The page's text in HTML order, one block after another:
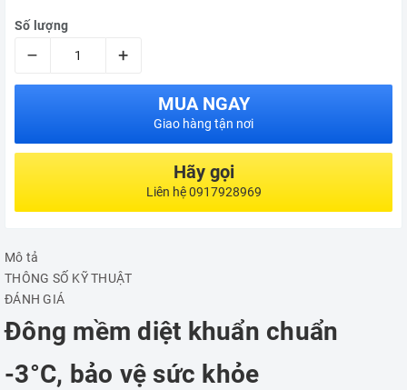
Số lượng
– +
MUA NGAY
Giao hàng tận nơi
Hãy gọi
Liên hệ 0917928969
Mô tả
THÔNG SỐ KỸ THUẬT
ĐÁNH GIÁ
Đông mềm diệt khuẩn chuẩn
-3°C, bảo vệ sức khỏe